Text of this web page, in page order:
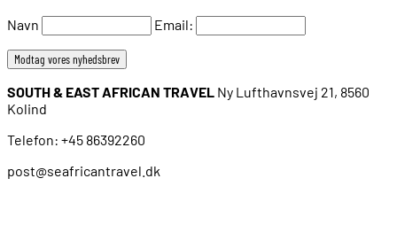
Navn Email:
SOUTH & EAST AFRICAN TRAVEL Ny Lufthavnsvej 21, 8560
Kolind
Telefon: +45 86392260
post@seafricantravel.dk